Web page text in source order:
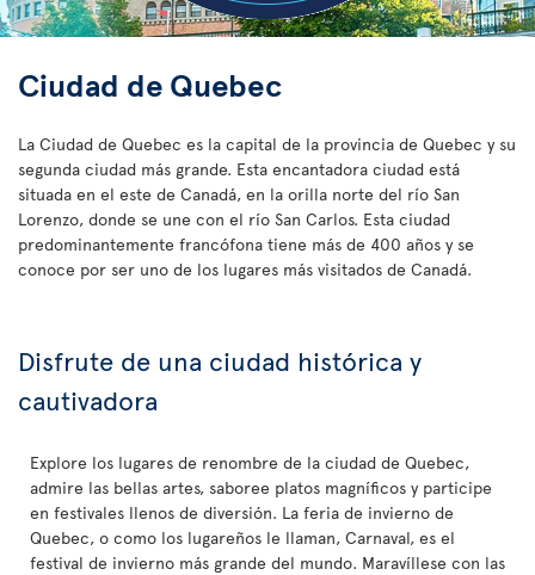
Ciudad de Quebec
La Ciudad de Quebec es la capital de la provincia de Quebec y su
segunda ciudad más grande. Esta encantadora ciudad está
situada en el este de Canadá, en la orilla norte del río San
Lorenzo, donde se une con el río San Carlos. Esta ciudad
predominantemente francófona tiene más de 400 años y se
conoce por ser uno de los lugares más visitados de Canadá.
Disfrute de una ciudad histórica y
cautivadora
Explore los lugares de renombre de la ciudad de Quebec,
admire las bellas artes, saboree platos magníficos y participe
en festivales llenos de diversión. La feria de invierno de
Quebec, o como los lugareños le llaman, Carnaval, es el
festival de invierno más grande del mundo. Maravíllese con las